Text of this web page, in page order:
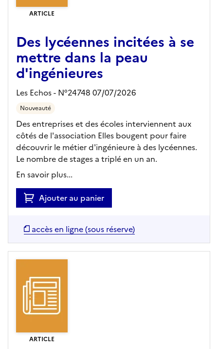
ARTICLE
Des lycéennes incitées à se
mettre dans la peau
d'ingénieures
Les Echos - N°24748 07/07/2026
Nouveauté
Des entreprises et des écoles interviennent aux
côtés de l'association Elles bougent pour faire
découvrir le métier d'ingénieure à des lycéennes.
Le nombre de stages a triplé en un an.
En savoir plus...
Ajouter au panier
accès en ligne (sous réserve)
ARTICLE